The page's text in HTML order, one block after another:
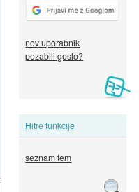
nov uporabnik
pozabili geslo?
Hitre funkcije
seznam tem